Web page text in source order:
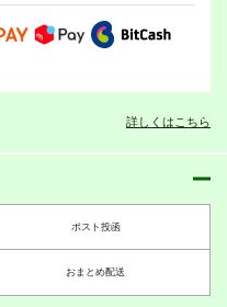
詳しくはこちら
ポスト投函
おまとめ配送